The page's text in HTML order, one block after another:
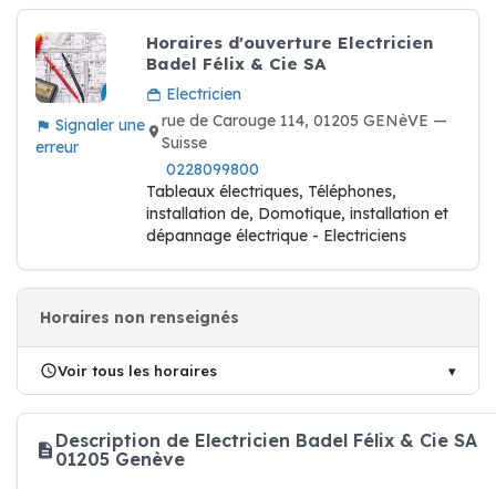
Signaler une
erreur
Horaires d'ouverture Electricien
Badel Félix & Cie SA
Electricien
rue de Carouge 114, 01205 GENèVE —
Suisse
0228099800
Tableaux électriques, Téléphones,
installation de, Domotique, installation et
dépannage électrique - Electriciens
Horaires non renseignés
Voir tous les horaires
Description de Electricien Badel Félix & Cie SA
01205 Genève